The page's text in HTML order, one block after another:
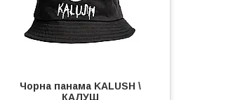
Чорна панама KALUSH \
КАЛУШ